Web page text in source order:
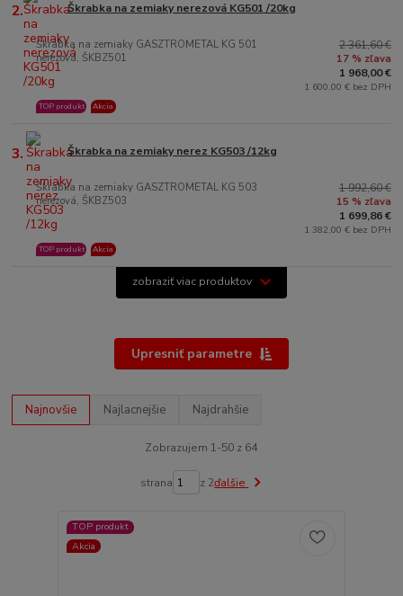
2. Škrabka na zemiaky nerezová KG501 /20kg
Škrabka na zemiaky GASZTROMETAL KG 501
nerezová, ŠKBZ501
TOP produkt Akcia
2 361,60 €
17 % zľava
1 968,00 €
1 600,00 € bez DPH
3. Škrabka na zemiaky nerez KG503 /12kg
Škrabka na zemiaky GASZTROMETAL KG 503
nerezová, ŠKBZ503
TOP produkt Akcia
1 992,60 €
15 % zľava
1 699,86 €
1 382,00 € bez DPH
zobraziť viac produktov
Upresniť parametre
Najnovšie Najlacnejšie Najdrahšie
Zobrazujem 1-50 z 64
strana z 2ďalšie
TOP produkt
Akcia